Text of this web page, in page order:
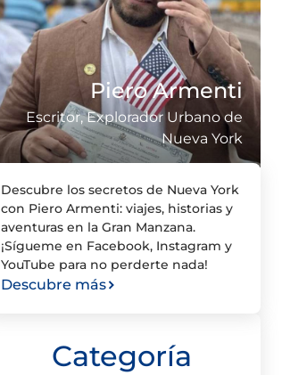
Piero Armenti
Escritor, Explorador Urbano de
Nueva York
Descubre los secretos de Nueva York
con Piero Armenti: viajes, historias y
aventuras en la Gran Manzana.
¡Sígueme en Facebook, Instagram y
YouTube para no perderte nada!
Descubre más
Categoría